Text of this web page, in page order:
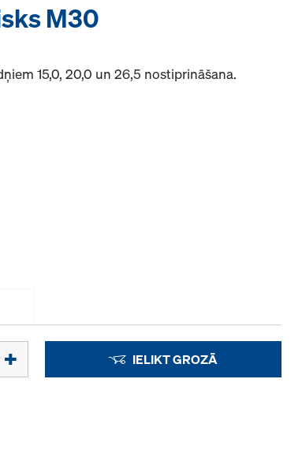
M30
15,0, 20,0 un 26,5 nostiprināšana.
IELIKT GROZĀ